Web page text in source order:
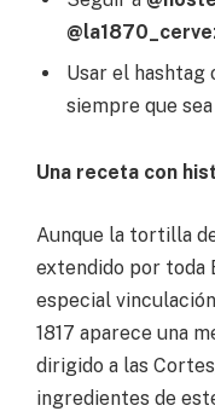
Usar el hashtag
siempre que
Una receta con
Aunque la tortilla
extendido por toda
especial
1817 aparece una
dirigido a las
ingredientes de